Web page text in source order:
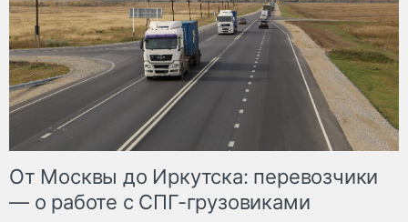
От Москвы до Иркутска: перевозчики
— о работе с СПГ-грузовиками